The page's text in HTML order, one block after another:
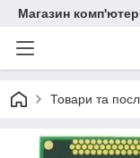
Магазин
Товари та